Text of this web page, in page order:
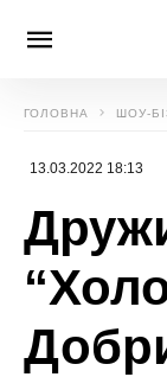
ГОЛОВНА ШОУ-
13.03.2022 18:13